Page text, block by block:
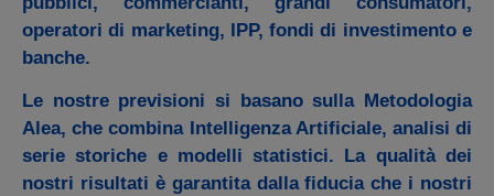
operatori di marketing, IPP, fondi di investimento e
banche.
Le nostre previsioni si basano sulla Metodologia
Alea, che combina Intelligenza Artificiale, analisi di
serie storiche e modelli statistici. La qualità dei
nostri risultati è garantita dalla fiducia che i nostri